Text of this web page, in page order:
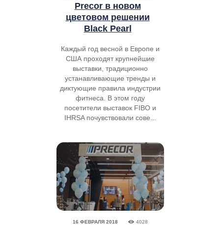
Precor в новом
цветовом решении
Black Pearl
Каждый год весной в Европе и
США проходят крупнейшие
выставки, традиционно
устанавливающие тренды и
диктующие правила индустрии
фитнеса. В этом году
посетители выставок FIBO и
IHRSA почувствовали сове...
16 ФЕВРАЛЯ 2018 4028